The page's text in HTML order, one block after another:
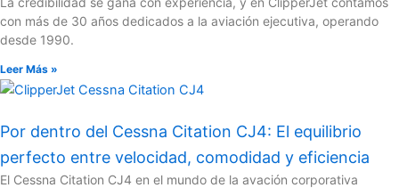
con más de 30 años dedicados a la aviación ejecutiva, operando
desde 1990.
Leer Más »
Por dentro del Cessna Citation CJ4: El equilibrio
perfecto entre velocidad, comodidad y eficiencia
El Cessna Citation CJ4 en el mundo de la avación corporativa